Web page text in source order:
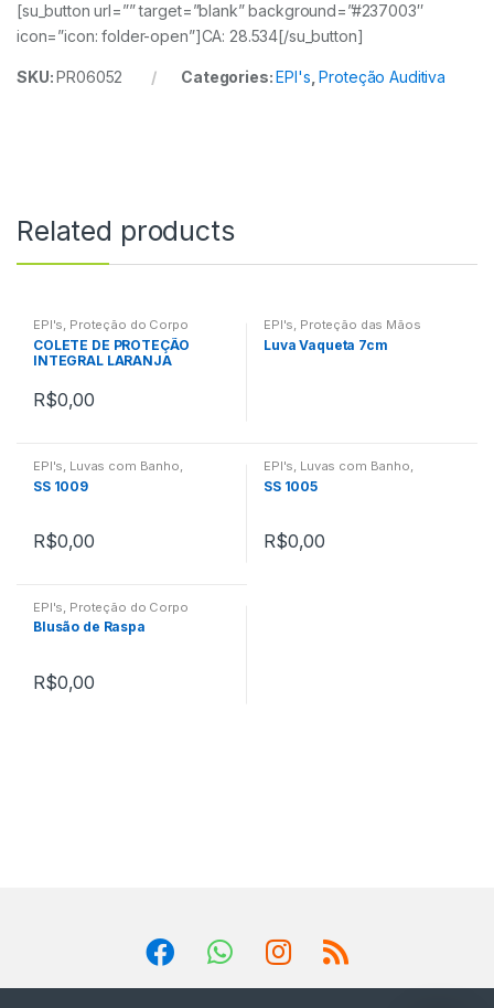
[su_button url=”” target=”blank” background=”#237003″
icon=”icon: folder-open”]CA: 28.534[/su_button]
SKU:PR06052 Categories:EPI's ,Proteção Auditiva
Related products
EPI's, Proteção do Corpo
COLETE DE PROTEÇÃO
INTEGRAL LARANJA
R$0,00
EPI's, Proteção das Mãos
Luva Vaqueta 7cm
EPI's Luvas com Banho
Proteção das Mãos
SS 1009
R$0,00
EPI's Luvas com Banho
Proteção das Mãos
SS 1005
R$0,00
EPI's Proteção do Corpo
Blusão de Raspa
R$0,00